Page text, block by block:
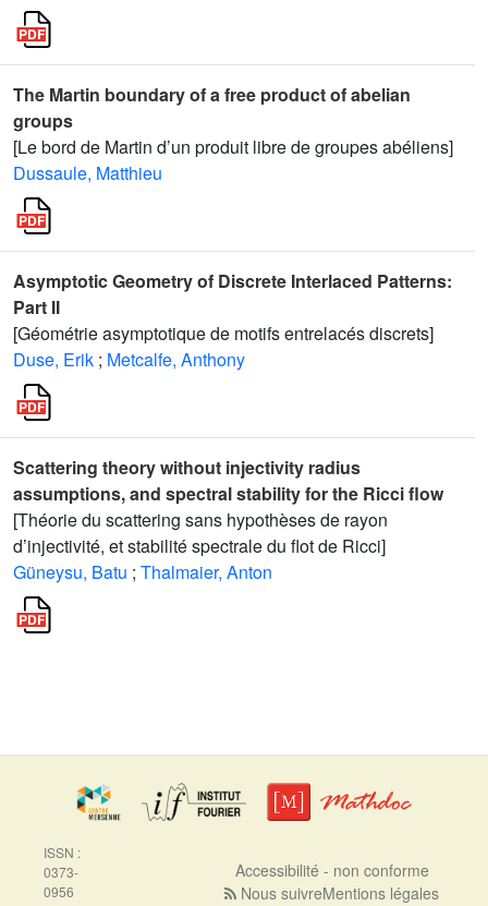
The Martin boundary of a free product of abelian
groups
[Le bord de Martin d’un produit libre de groupes abéliens]
Dussaule, Matthieu
Asymptotic Geometry of Discrete Interlaced Patterns:
Part II
[Géométrie asymptotique de motifs entrelacés discrets]
Duse, Erik ; Metcalfe, Anthony
Scattering theory without injectivity radius
assumptions, and spectral stability for the Ricci flow
[Théorie du scattering sans hypothèses de rayon
d’injectivité, et stabilité spectrale du flot de Ricci]
Güneysu, Batu ; Thalmaier, Anton
ISSN :
0373-
0956
Accessibilité - non conforme
Nous suivreMentions légales